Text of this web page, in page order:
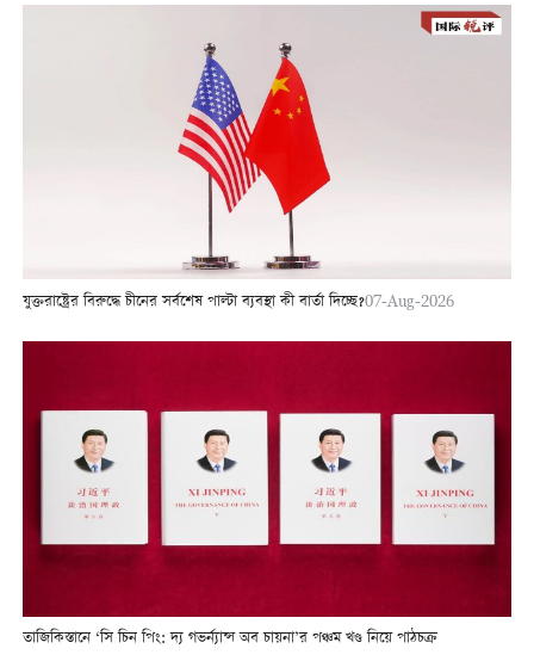
যুক্তরাষ্ট্রের বিরুদ্ধে চীনের সর্বশেষ পাল্টা ব্যবস্থা কী বার্তা দিচ্ছে?07-Aug-2026
তাজিকিস্তানে ‘সি চিন পিং: দ্য গভর্ন্যান্স অব চায়না’র পঞ্চম খণ্ড নিয়ে পাঠচক্র